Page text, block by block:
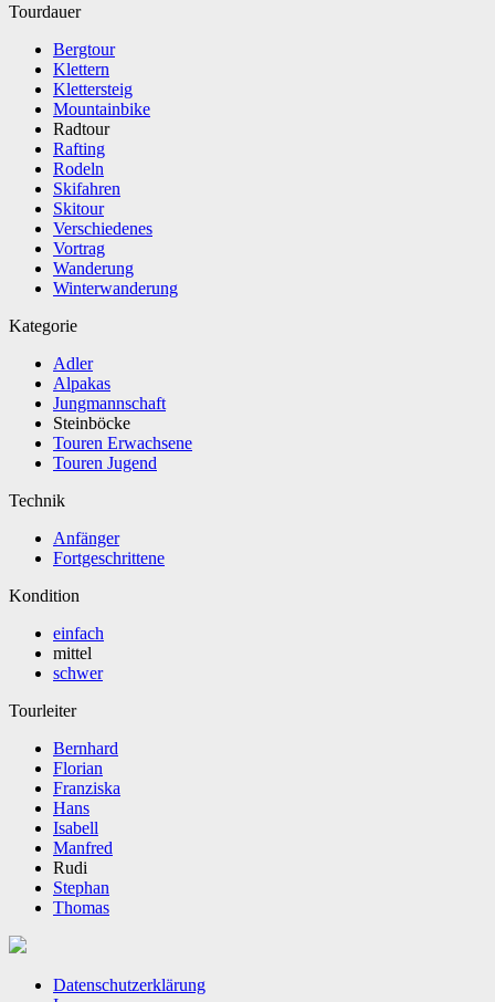
Tourdauer
Bergtour
Klettern
Klettersteig
Mountainbike
Radtour
Rafting
Rodeln
Skifahren
Skitour
Verschiedenes
Vortrag
Wanderung
Winterwanderung
Kategorie
Adler
Alpakas
Jungmannschaft
Steinböcke
Touren Erwachsene
Touren Jugend
Technik
Anfänger
Fortgeschrittene
Kondition
einfach
mittel
schwer
Tourleiter
Bernhard
Florian
Franziska
Hans
Isabell
Manfred
Rudi
Stephan
Thomas
Datenschutzerklärung